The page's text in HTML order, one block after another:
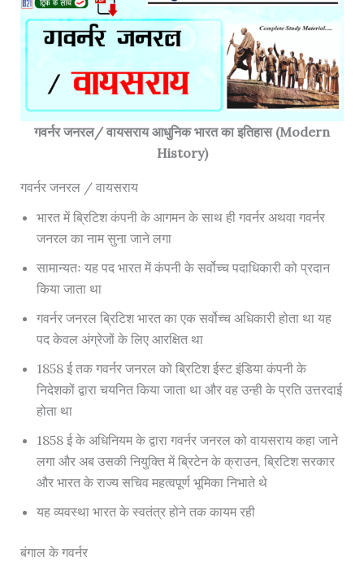
गवर्नर जनरल/ वायसराय आधुनिक भारत का इतिहास (Modern
History)
गवर्नर जनरल / वायसराय
भारत में ब्रिटिश कंपनी के आगमन के साथ ही गवर्नर अथवा गवर्नर
जनरल का नाम सुना जाने लगा
सामान्यतः यह पद भारत में कंपनी के सर्वोच्च पदाधिकारी को प्रदान
किया जाता था
गवर्नर जनरल ब्रिटिश भारत का एक सर्वोच्च अधिकारी होता था यह
पद केवल अंग्रेजों के लिए आरक्षित था
1858 ई तक गवर्नर जनरल को ब्रिटिश ईस्ट इंडिया कंपनी के
निदेशकों द्वारा चयनित किया जाता था और वह उन्ही के प्रति उत्तरदाई
होता था
1858 ई के अधिनियम के द्वारा गवर्नर जनरल को वायसराय कहा जाने
लगा और अब उसकी नियुक्ति में ब्रिटेन के क्राउन, ब्रिटिश सरकार
और भारत के राज्य सचिव महत्वपूर्ण भूमिका निभाते थे
यह व्यवस्था भारत के स्वतंत्र होने तक कायम रही
बंगाल के गवर्नर